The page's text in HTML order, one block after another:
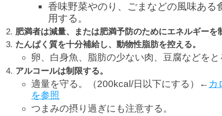
香味野菜やのり、ごまなどの風味ある
用する。
肥満者は減量、または肥満予防のためにエネルギーを
たんぱく質を十分補給し、動物性脂肪を控える。
卵、白身魚、脂肪の少ない肉、豆腐などをと
アルコールは制限する。
適量を守る。（200kcal/日以下にする）← カ
を参照
つまみの摂り過ぎにも注意する。